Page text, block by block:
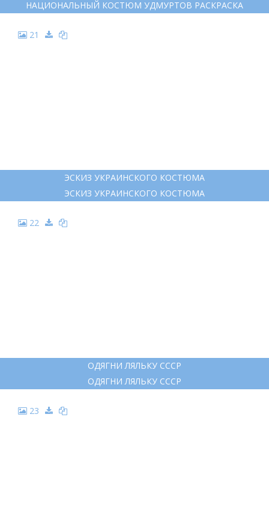
НАЦИОНАЛЬНЫЙ КОСТЮМ УДМУРТОВ РАСКРАСКА
21
ЭСКИЗ УКРАИНСКОГО КОСТЮМА
ЭСКИЗ УКРАИНСКОГО КОСТЮМА
22
ОДЯГНИ ЛЯЛЬКУ СССР
ОДЯГНИ ЛЯЛЬКУ СССР
23